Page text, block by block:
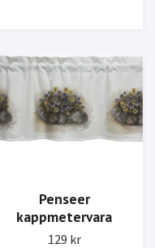
Penseer
kappmetervara
129 kr